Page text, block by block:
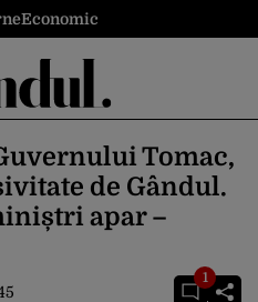
Economic
Tomac,
de Gândul.
apar –
1